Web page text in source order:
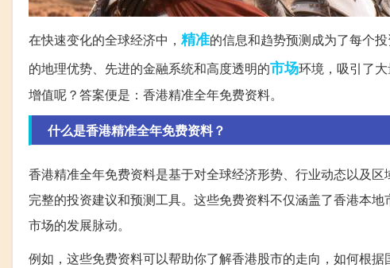
在快速变化的全球经济中， 精准的信息和趋势预测成为了每个
的地理优势、先进的金融系统和高度透明的市场环境，吸引了
增值呢？答案便是：香港精准全年免费资料。
什么是香港精准全年免费资料？
香港精准全年免费资料是基于对全球经济形势、行业动态以及
完整的投资建议和预测工具。这些免费资料不仅涵盖了香港本
市场的发展脉动。
例如，这些免费资料可以帮助你了解香港股市的走向，如何根